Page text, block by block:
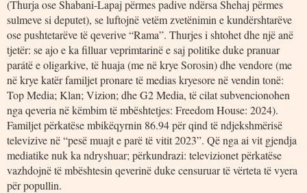
(Thurja ose Shabani-Lapaj përmes padive ndërsa Shehaj përmes
sulmeve si deputet), se luftojnë vetëm zvetënimin e kundërshtarëve
ose pushtetarëve të qeverive “Rama”. Thurjes i shtohet dhe një anë
tjetër: se ajo e ka filluar veprimtarinë e saj politike duke pranuar
parátë e oligarkive, të huaja (me në krye Sorosin) dhe vendore (me
në krye katër familjet pronare të medias kryesore në vendin tonë:
Top Media; Klan; Vizion; dhe G2 Media, të cilat subvencionohen
nga qeveria në këmbim të mbështetjes: Freedom House: 2024).
Familjet përkatëse mbikëqyrnin 86.94 për qind të ndjekshmërisë
televizive në “pesë muajt e parë të vitit 2023”. Që nga ai vit gjendja
mediatike nuk ka ndryshuar; përkundrazi: televizionet përkatëse
vazhdojnë të mbështesin qeverinë duke censuruar të vërteta të vyera
për popullin.